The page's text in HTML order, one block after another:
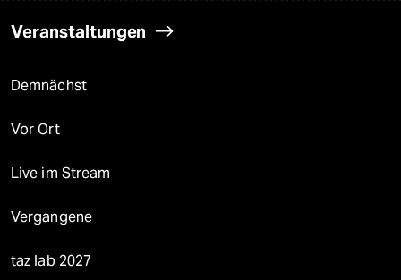
Veranstaltungen
Demnächst
Vor Ort
Live im Stream
Vergangene
taz lab 2027